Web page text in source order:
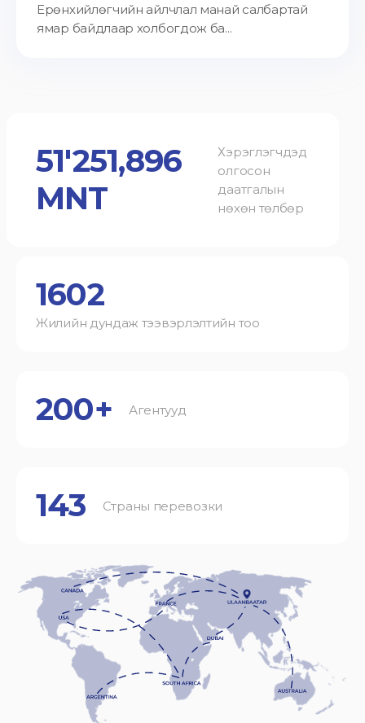
Ерөнхийлөгчийн айлчлал манай салбартай
ямар байдлаар холбогдож ба...
51'251,896
MNT
Хэрэглэгчдэд
олгосон
даатгалын
нөхөн төлбөр
1602
Жилийн дундаж тээвэрлэлтийн тоо
200+ Агентууд
143 Страны перевозки